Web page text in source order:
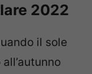
2022
il sole